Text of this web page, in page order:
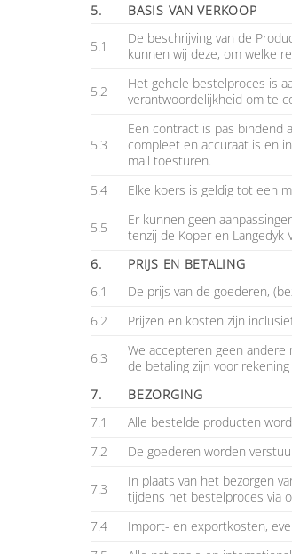
5.
BASIS VAN VERKOOP
5.1
De beschrijving van de
kunnen wij deze, om welke
5.2
Het gehele bestelproces is
verantwoordelijkheid om te
5.3
Een contract is pas bindend
compleet en accuraat is en
mail toesturen.
5.4
Elke koers is geldig tot een
5.5
Er kunnen geen
tenzij de Koper en
6.
PRIJS EN BETALING
6.1
De prijs van de goederen,
6.2
Prijzen en kosten zijn
6.3
We accepteren geen andere
de betaling zijn voor rekening
7.
BEZORGING
7.1
Alle bestelde producten
7.2
De goederen worden
7.3
In plaats van het bezorgen
tijdens het bestelproces via
7.4
Import- en exportkosten,